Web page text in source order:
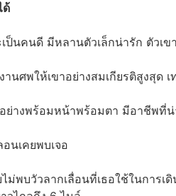
ด้
นคนดี มีหลานตัวเล็กน่ารัก ตัวเข
นศพให้เขาอย่างสมเกียรติสูงสุด
ย่างพร้อมหน้าพร้อมตา มีอาชีพที่
นเคยพบเจอ
พบวัวลากเลื่อนที่เธอใช้ในการเดิ